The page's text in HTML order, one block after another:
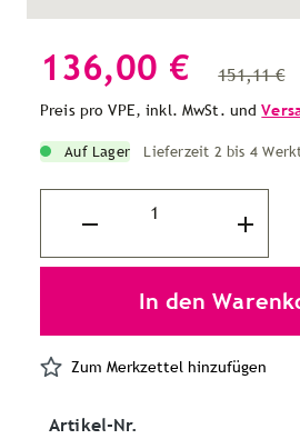
136,00 € 151,11 €
Preis pro VPE, inkl. MwSt. und
Auf Lager Lieferzeit 2 bis 4
In den
Zum Merkzettel hinzufügen
Artikel-Nr.